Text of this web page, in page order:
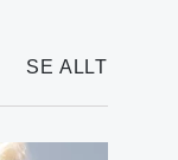
SE ALLT